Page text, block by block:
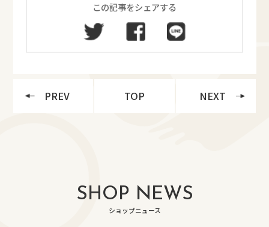
この記事をシェアする
PREV TOP NEXT
SHOP NEWS
ショップニュース